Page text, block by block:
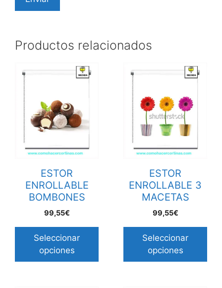
Productos relacionados
ESTOR
ENROLLABLE
BOMBONES
99,55€
Seleccionar
opciones
ESTOR
ENROLLABLE 3
MACETAS
99,55€
Seleccionar
opciones